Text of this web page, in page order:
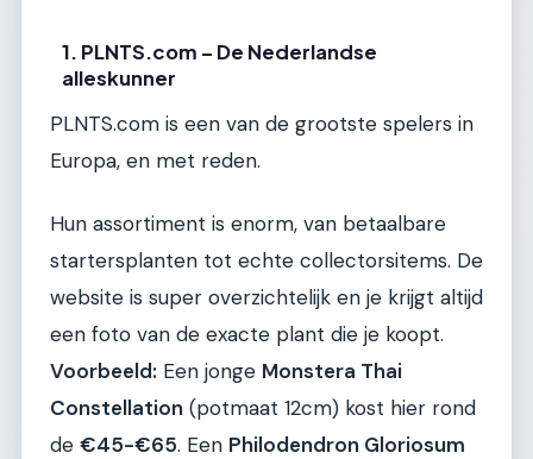
1. PLNTS.com – De Nederlandse
alleskunner
PLNTS.com is een van de grootste spelers in
Europa, en met reden.
Hun assortiment is enorm, van betaalbare
startersplanten tot echte collectorsitems. De
website is super overzichtelijk en je krijgt altijd
een foto van de exacte plant die je koopt.
Voorbeeld: Een jonge Monstera Thai
Constellation (potmaat 12cm) kost hier rond
de €45-€65. Een Philodendron Gloriosum